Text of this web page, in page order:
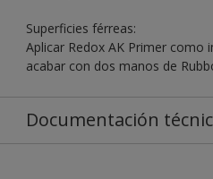
Superficies férreas:
Aplicar Redox AK Primer como
acabar con dos manos de
Documentación